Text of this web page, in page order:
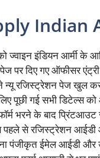
Indian
इंडियन आर्मी के
पर दिए गए ऑफीसर एंट्री
रजिस्ट्रेशन पेज खुल कर
पूछी गई सभी डिटेल्स
भरने के बाद
से रजिस्ट्रेशन आईडी
पंजीकृत ईमेल आईडी और